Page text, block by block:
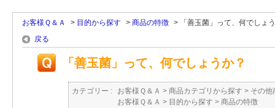
お客様Ｑ＆Ａ > 目的から探す > 商品の特徴 >
「善玉菌」って、何でしょ
戻る
「善玉菌」って、何でしょうか？
カテゴリー : お客様Ｑ＆Ａ > 商品カテゴリから探す > その他
お客様Ｑ＆Ａ > 目的から探す > 商品の特徴